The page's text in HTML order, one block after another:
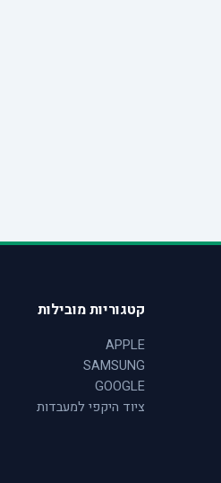
קטגוריות מובילות
APPLE
SAMSUNG
GOOGLE
ציוד היקפי למעבדות